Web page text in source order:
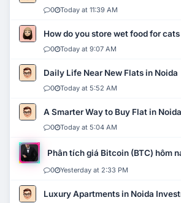
0 Today at 11:39 AM
How do you store wet food for
0 Today at 9:07 AM
Daily Life Near New Flats in Noida
0 Today at 5:52 AM
A Smarter Way to Buy Flat in Noida
0 Today at 5:04 AM
Phân tích giá Bitcoin (BTC) hôm
0 Yesterday at 2:33 PM
Luxury Apartments in Noida